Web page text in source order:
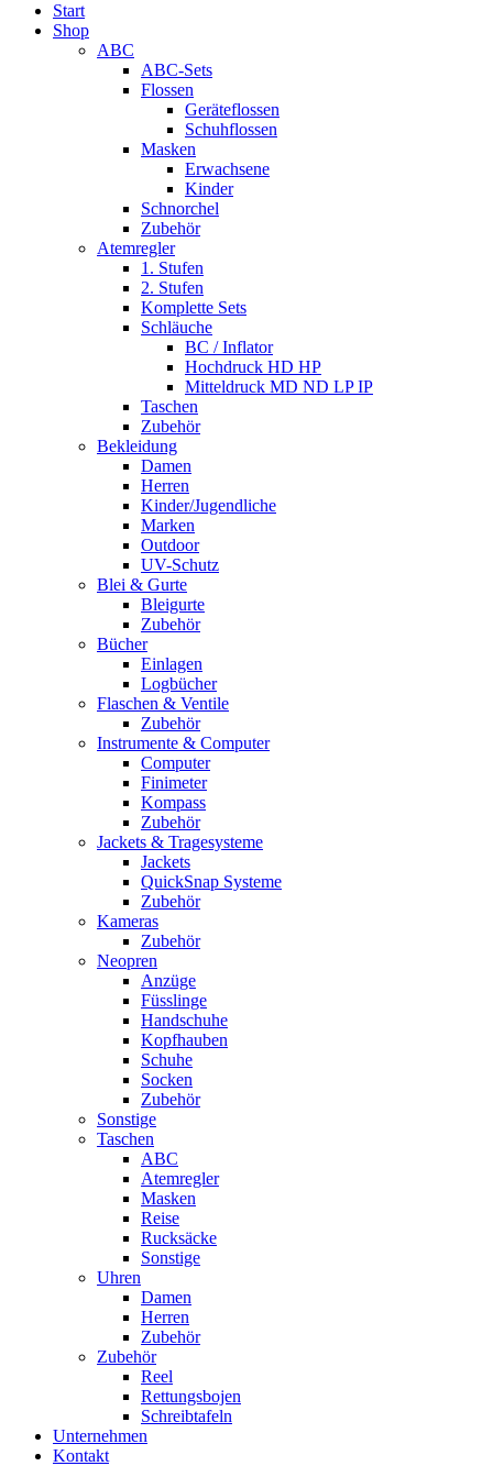
Start
Shop
ABC
ABC-Sets
Flossen
Geräteflossen
Schuhflossen
Masken
Erwachsene
Kinder
Schnorchel
Zubehör
Atemregler
1. Stufen
2. Stufen
Komplette Sets
Schläuche
BC / Inflator
Hochdruck HD HP
Mitteldruck MD ND LP IP
Taschen
Zubehör
Bekleidung
Damen
Herren
Kinder/Jugendliche
Marken
Outdoor
UV-Schutz
Blei & Gurte
Bleigurte
Zubehör
Bücher
Einlagen
Logbücher
Flaschen & Ventile
Zubehör
Instrumente & Computer
Computer
Finimeter
Kompass
Zubehör
Jackets & Tragesysteme
Jackets
QuickSnap Systeme
Zubehör
Kameras
Zubehör
Neopren
Anzüge
Füsslinge
Handschuhe
Kopfhauben
Schuhe
Socken
Zubehör
Sonstige
Taschen
ABC
Atemregler
Masken
Reise
Rucksäcke
Sonstige
Uhren
Damen
Herren
Zubehör
Zubehör
Reel
Rettungsbojen
Schreibtafeln
Unternehmen
Kontakt